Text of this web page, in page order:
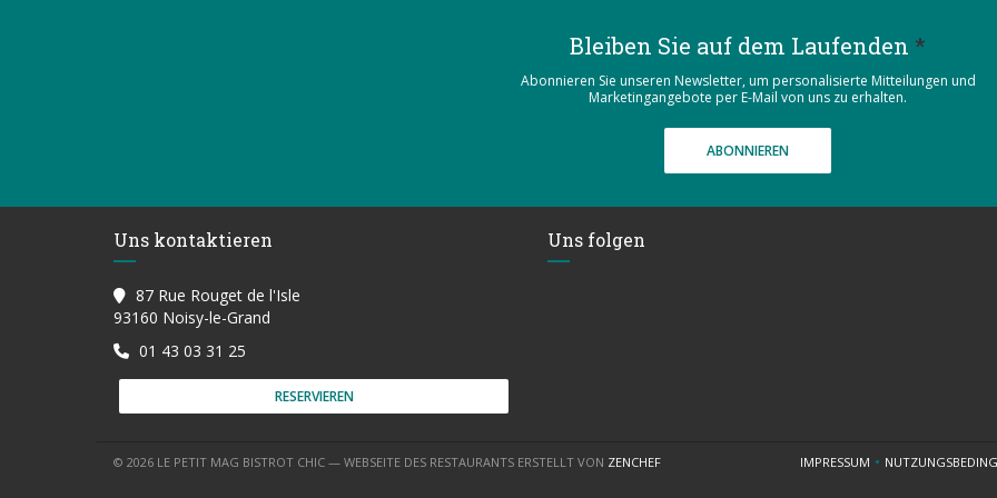
Bleiben Sie auf dem Laufenden *
Abonnieren Sie unseren Newsletter, um personalisierte Mitteilungen und
Marketingangebote per E-Mail von uns zu erhalten.
ABONNIEREN
Uns kontaktieren
87 Rue Rouget de l'Isle
93160 Noisy-le-Grand
01 43 03 31 25
RESERVIEREN
Uns folgen
© 2026 LE PETIT MAG BISTROT CHIC — WEBSEITE DES RESTAURANTS ERSTELLT VON ZENCHEF((ÖFFNET EIN NEUES FENSTER))IMPRESSUM((ÖFFNET EIN NEUES